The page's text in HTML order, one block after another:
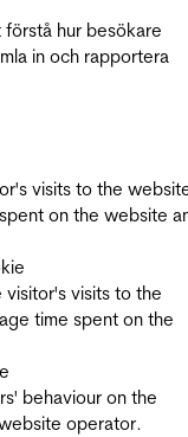
hur besökare
in och rapportera
visits to the
on the website
visits to the
time spent on the
behaviour on the
operator.